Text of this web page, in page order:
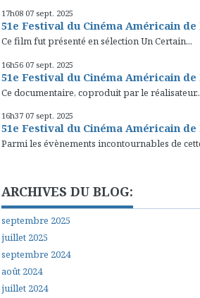
17h08 07 sept. 2025
51e Festival du Cinéma Américain
Ce film fut présenté en sélection Un Certain...
16h56 07 sept. 2025
51e Festival du Cinéma Américain
Ce documentaire, coproduit par le
16h37 07 sept. 2025
51e Festival du Cinéma Américain
Parmi les évènements incontournables de
ARCHIVES DU BLOG:
septembre 2025
juillet 2025
septembre 2024
août 2024
juillet 2024